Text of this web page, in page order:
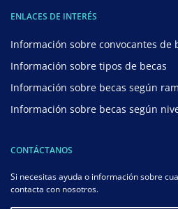
ENLACES DE INTERÉS
Información sobre convocantes de
Información sobre tipos de becas
Información sobre becas según
Información sobre becas según
CONTÁCTANOS
Si necesitas ayuda o información sobre
contacta con nosotros.